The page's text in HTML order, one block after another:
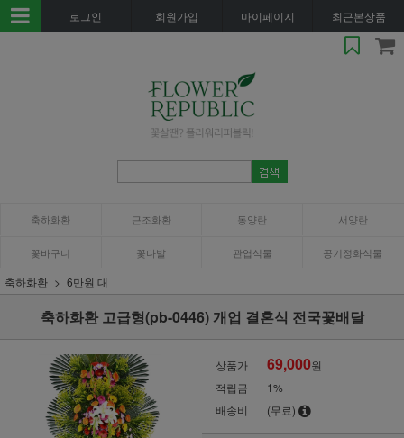
로그인 회원가입 마이페이지 최근본상품
축하화환 근조화환 동양란 서양란
꽃바구니 꽃다발 관엽식물 공기정화식물
축하화환 6만원 대
축하화환 고급형(pb-0446) 개업 결혼식 전국꽃배달
상품가 69,000원
적립금
1%
배송비
(무료)